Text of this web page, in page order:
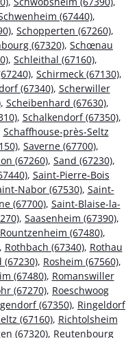
(67440),
, Schopperten (67260),
(67320), Schœnau
, Schleithal (67160),
, Schirmeck (67130),
(67340), Scherwiller
, Scheibenhard (67630),
, Schalkendorf (67350),
Schaffhouse-près-Seltz
, Saverne (67700),
(67260), Sand (67230),
, Saint-Pierre-Bois
Nabor (67530), Saint-
(67700), Saint-Blaise-la-
, Saasenheim (67390),
Rountzenheim (67480),
Rothbach (67340), Rothau
(67230), Rosheim (67560),
(67480), Romanswiller
(67270), Roeschwoog
(67350), Ringeldorf
(67160), Richtolsheim
(67320), Reutenbourg